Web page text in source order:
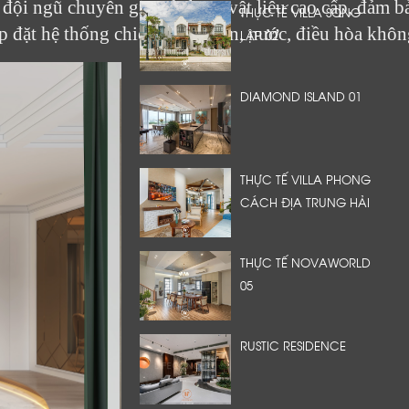
ngũ chuyên gia, sử dụng vật liệu cao cấp, đảm
hệ thống chiếu sáng, điện, nước, điều hòa
THỰC TẾ VILLA SONG
LẬP 02
DIAMOND ISLAND 01
THỰC TẾ VILLA PHONG
CÁCH ĐỊA TRUNG HẢI
THỰC TẾ NOVAWORLD
05
RUSTIC RESIDENCE